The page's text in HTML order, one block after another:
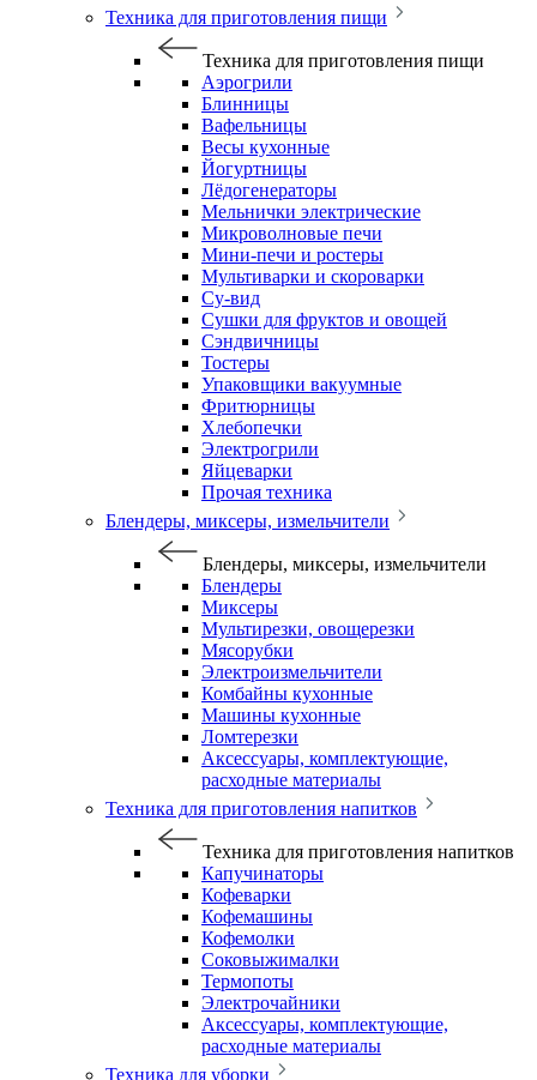
Техника для приготовления пищи
Техника для приготовления пищи
Аэрогрили
Блинницы
Вафельницы
Весы кухонные
Йогуртницы
Лёдогенераторы
Мельнички электрические
Микроволновые печи
Мини-печи и ростеры
Мультиварки и скороварки
Су-вид
Сушки для фруктов и овощей
Сэндвичницы
Тостеры
Упаковщики вакуумные
Фритюрницы
Хлебопечки
Электрогрили
Яйцеварки
Прочая техника
Блендеры, миксеры, измельчители
Блендеры, миксеры, измельчители
Блендеры
Миксеры
Мультирезки, овощерезки
Мясорубки
Электроизмельчители
Комбайны кухонные
Машины кухонные
Ломтерезки
Аксессуары, комплектующие,
расходные материалы
Техника для приготовления напитков
Техника для приготовления напитков
Капучинаторы
Кофеварки
Кофемашины
Кофемолки
Соковыжималки
Термопоты
Электрочайники
Аксессуары, комплектующие,
расходные материалы
Техника для уборки